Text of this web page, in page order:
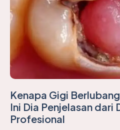
Kenapa Gigi
Ini Dia Penjelasan dari
Profesional